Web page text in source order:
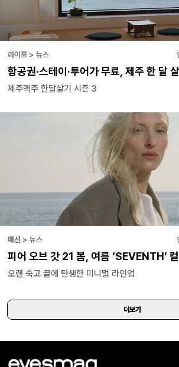
라이프 > 뉴스
항공권·스테이·투어가 무료, 제주 한 달
제주맥주 한달살기 시즌 3
패션 > 뉴스
피어 오브 갓 21 봄, 여름 ‘SEVENTH’
오랜 숙고 끝에 탄생한 미니멀 라인업
더보기